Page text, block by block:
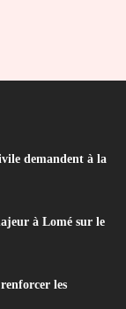
demandent à la
à Lomé sur le
les